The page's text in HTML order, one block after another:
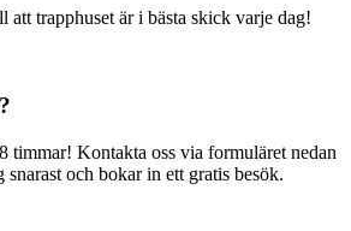
att trapphuset är i bästa skick varje dag!
timmar! Kontakta oss via formuläret nedan
och bokar in ett gratis besök.